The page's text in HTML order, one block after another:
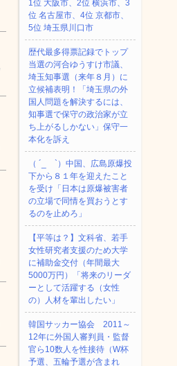
1位 大阪市、2位 横浜市、3
位 名古屋市、4位 京都市、
5位 埼玉県川口市
歴代最多得票記録でトップ
当選の河合ゆうすけ市議、
埼玉知事選（来年８月）に
立候補表明！「埼玉県の外
国人問題を解決するには、
知事選で保守の政治家が立
ち上がるしかない」保守一
本化を訴え
（ ´_ゝ`）中国、広島原爆投
下から８１年を迎えたこと
を受け「日本は原爆被害者
の立場で同情を買おうとす
るのを止めろ」
【平等は？】文科省、若手
女性研究者支援のため大学
に補助金交付（年間最大
5000万円）「将来のリーダ
ーとして活躍する（女性
の）人材を輩出したい」
韓国サッカー協会 2011～
12年に外国人審判員・監督
官ら10数人を性接待（W杯
予選、五輪予選が含まれ